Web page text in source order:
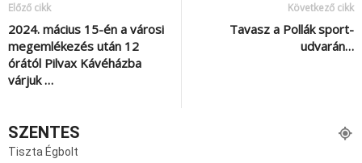
Előző cikk
2024. mácius 15-én a városi
megemlékezés után 12
órától Pilvax Kávéházba
várjuk …
Következő cikk
Tavasz a Pollák sport-
udvarán…
SZENTES
Tiszta Égbolt